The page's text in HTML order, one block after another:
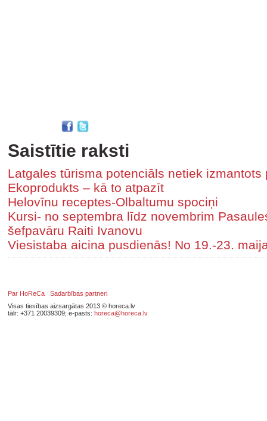
Saistītie raksti
Latgales tūrisma potenciāls netiek izmantots
Ekoprodukts – kā to atpazīt
Helovīnu receptes-Olbaltumu spociņi
Kursi- no septembra līdz novembrim
šefpavāru Raiti Ivanovu
Viesistaba aicina pusdienās! No 19.-23.
Par HoReCa
Sadarbības partneri
Visas tiesības aizsargātas 2013 © horeca.lv
tālr: +371 20039309; e-pasts: horeca@horeca.lv